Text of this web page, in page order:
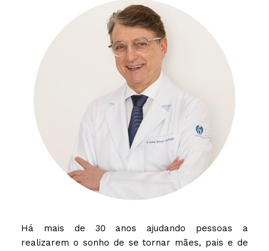
Há mais de 30 anos ajudando pessoas a
realizarem o sonho de se tornar mães, pais e de